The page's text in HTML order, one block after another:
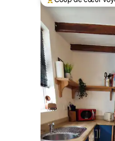
Coups de cœur